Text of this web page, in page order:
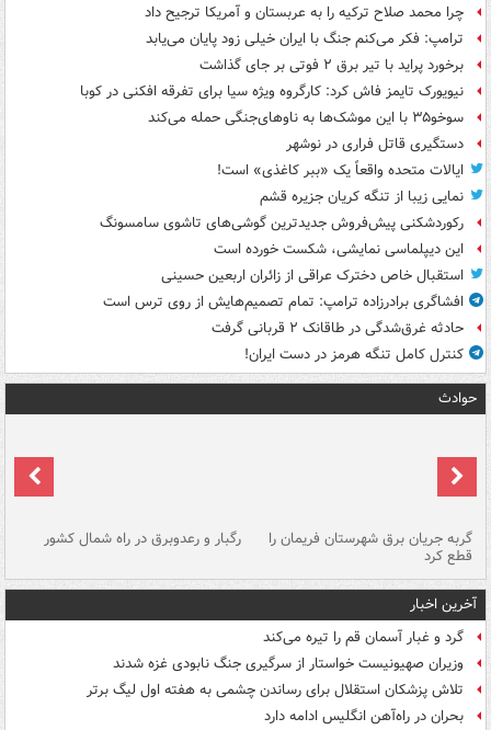
چرا محمد صلاح ترکیه را به عربستان و آمریکا ترجیح داد
ترامپ: فکر می‌کنم جنگ با ایران خیلی زود پایان می‌یابد
برخورد پراید با تیر برق ۲ فوتی بر جای گذاشت
نیویورک تایمز فاش کرد: کارگروه ویژه سیا برای تفرقه افکنی در کوبا
سوخو۳۵ با این موشک‌ها به ناوهای‌جنگی حمله می‌کند
دستگیری قاتل فراری در نوشهر
ایالات متحده واقعاً یک «ببر کاغذی» است!
نمایی زیبا از تنگه کریان جزیره قشم
رکوردشکنی پیش‌فروش جدیدترین گوشی‌های تاشوی سامسونگ
این دیپلماسی نمایشی، شکست خورده است
استقبال خاص دخترک عراقی از زائران اربعین حسینی
افشاگری برادرزاده ترامپ: تمام تصمیم‌هایش از روی ترس است
حادثه غرق‌شدگی در طاقانک ۲ قربانی گرفت
کنترل کامل تنگه هرمز در دست ایران!
حوادث
گربه جریان برق شهرستان فریمان را
قطع کرد
رگبار و رعدوبرق در راه شمال کشور
آخرین اخبار
گرد و غبار آسمان قم را تیره می‌کند
وزیران صهیونیست خواستار از سرگیری جنگ نابودی غزه شدند
تلاش پزشکان استقلال برای رساندن چشمی به هفته اول لیگ برتر
بحران در راه‌آهن انگلیس ادامه دارد